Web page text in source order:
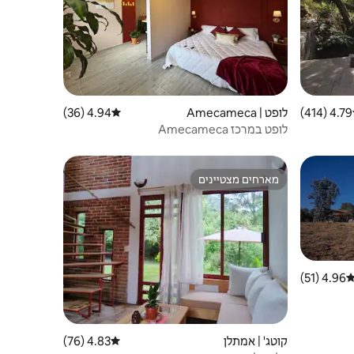
ממוצע של 4.79 מתוך 5, 414 ביקורות
4.79 (414)
לופט | Amecameca דירוג ממוצע של 4.94 מתוך 5, 36 ביקורות
4.94 (36)
לופט במרכז Amecameca
ממוצע של 4.96 מתוך 5, 51 ביקורות
4.96 (51)
מארחים מצטיינים
מארחים מצטיינים
קוטג' | אמתלן דירוג ממוצע של 4.83 מתוך 5, 76 ביקורות
4.83 (76)